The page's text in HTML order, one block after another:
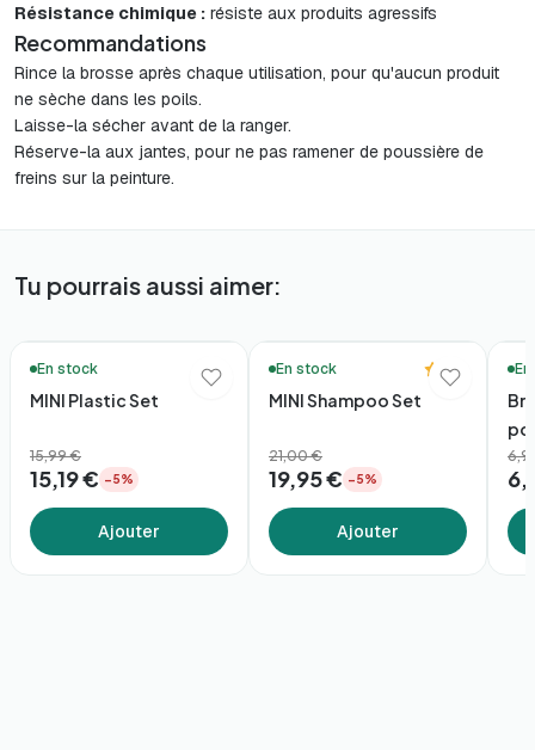
Résistance chimique : résiste aux produits agressifs
Recommandations
Rince la brosse après chaque utilisation, pour qu'aucun produit
ne sèche dans les poils.
Laisse-la sécher avant de la ranger.
Réserve-la aux jantes, pour ne pas ramener de poussière de
freins sur la peinture.
Tu pourrais aussi aimer:
En stock
MINI Plastic Set
15,99 €
15,19 € −5%
Ajouter
En stock
5.0
MINI Shampoo Set
21,00 €
19,95 € −5%
Ajouter